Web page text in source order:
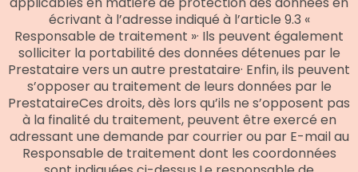
écrivant à l’adresse indiqué à l’article 9.3 «
Responsable de traitement »· Ils peuvent également
solliciter la portabilité des données détenues par le
Prestataire vers un autre prestataire· Enfin, ils peuvent
s’opposer au traitement de leurs données par le
PrestataireCes droits, dès lors qu’ils ne s’opposent pas
à la finalité du traitement, peuvent être exercé en
adressant une demande par courrier ou par E-mail au
Responsable de traitement dont les coordonnées